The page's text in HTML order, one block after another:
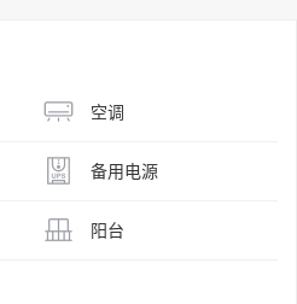
空调
备用电源
阳台